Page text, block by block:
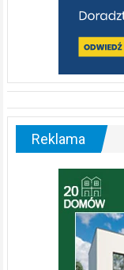
Reklama